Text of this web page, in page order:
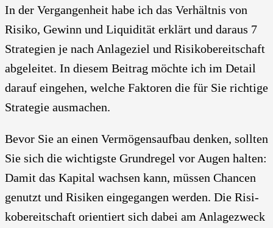
In der Ver­gan­gen­heit habe ich das Ver­hält­nis von
Risi­ko, Gewinn und Liqui­di­tät erklärt und dar­aus 7
Stra­te­gien je nach Anla­ge­ziel und Risi­ko­be­reit­schaft
abge­lei­tet. In die­sem Bei­trag möch­te ich im Detail
dar­auf ein­ge­hen, wel­che Fak­to­ren die für Sie rich­ti­ge
Stra­te­gie aus­ma­chen.
Bevor Sie an einen Ver­mö­gens­auf­bau den­ken, soll­ten
Sie sich die wich­tigs­te Grund­re­gel vor Augen hal­ten:
Damit das Kapi­tal wach­sen kann, müs­sen Chan­cen
genutzt und Risi­ken ein­ge­gan­gen wer­den. Die Risi­
ko­be­reit­schaft ori­en­tiert sich dabei am Anla­ge­zweck